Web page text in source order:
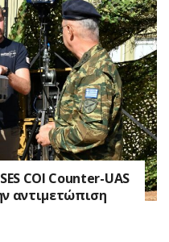
COI Counter-UAS
αντιμετώπιση